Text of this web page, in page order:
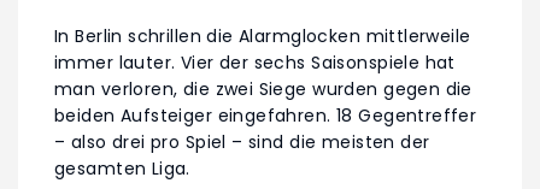
In Berlin schrillen die Alarmglocken mittlerweile
immer lauter. Vier der sechs Saisonspiele hat
man verloren, die zwei Siege wurden gegen die
beiden Aufsteiger eingefahren. 18 Gegentreffer
– also drei pro Spiel – sind die meisten der
gesamten Liga.